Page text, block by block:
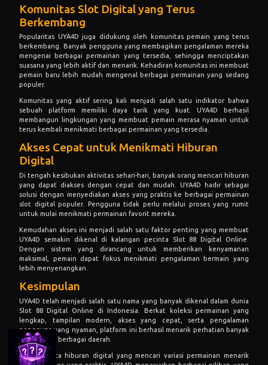
Komunitas Slot Digital yang Terus
Berkembang
Popularitas UYA4D juga didukung oleh komunitas pemain yang terus
berkembang. Banyak pengguna yang membagikan pengalaman mereka
mengenai berbagai permainan yang tersedia, sehingga menciptakan
suasana yang lebih aktif dan menarik. Kehadiran komunitas ini membuat
pemain baru lebih mudah mengenal berbagai permainan yang sedang
populer.
Komunitas yang aktif sering kali menjadi salah satu indikator bahwa
sebuah platform memiliki daya tarik yang kuat. UYA4D berhasil
membangun lingkungan yang membuat pemain merasa nyaman untuk
terus kembali menikmati berbagai permainan yang tersedia.
Akses Cepat untuk Menikmati Hiburan
Digital
Di tengah kesibukan aktivitas sehari-hari, banyak orang mencari hiburan
yang dapat diakses dengan cepat dan mudah. UYA4D hadir sebagai
solusi dengan menyediakan akses yang praktis ke berbagai permainan
slot digital populer. Pengguna tidak perlu melalui proses yang rumit
untuk mulai menikmati permainan favorit mereka.
Kemudahan akses ini menjadi salah satu faktor penting yang membuat
UYA4D semakin dikenal di kalangan pecinta Slot 88 Digital Online.
Dengan sistem yang dirancang untuk memberikan kenyamanan
maksimal, pemain dapat fokus menikmati pengalaman bermain yang
lebih menyenangkan.
Kesimpulan
UYA4D telah menjadi salah satu nama yang banyak dikenal dalam dunia
Slot 88 Digital Online di Indonesia. Berkat koleksi permainan yang
lengkap, tampilan modern, akses yang cepat, serta pengalaman
pengguna yang nyaman, platform ini berhasil menarik perhatian banyak
pemain dari berbagai daerah.
Bagi pecinta hiburan digital yang mencari variasi permainan menarik